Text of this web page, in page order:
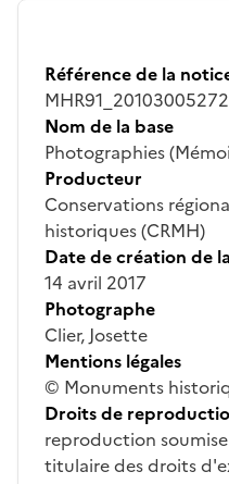
Référence de la
MHR91_20103005272
Nom de la base
Photographies
Producteur
Conservations
historiques (CRMH)
Date de création de
14 avril 2017
Photographe
Clier, Josette
Mentions légales
© Monuments
Droits de
reproduction
titulaire des droits